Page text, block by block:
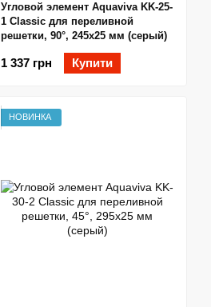
Угловой элемент Aquaviva KK-25-
1 Classic для переливной
решетки, 90°, 245х25 мм (серый)
1 337 грн Купити
НОВИНКА